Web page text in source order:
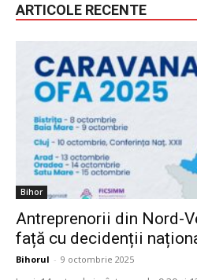
ARTICOLE RECENTE
Bihor
Antreprenorii din Nord-
față cu decidenții
Bihorul - 9 octombrie 2025